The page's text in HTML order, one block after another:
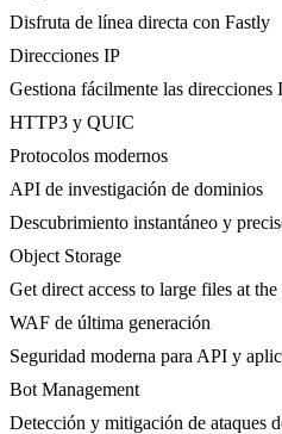
Disfruta de línea directa con Fastly
Direcciones IP
Gestiona fácilmente las direcciones
HTTP3 y QUIC
Protocolos modernos
API de investigación de dominios
Descubrimiento instantáneo y
Object Storage
Get direct access to large files at
WAF de última generación
Seguridad moderna para API y
Bot Management
Detección y mitigación de ataques